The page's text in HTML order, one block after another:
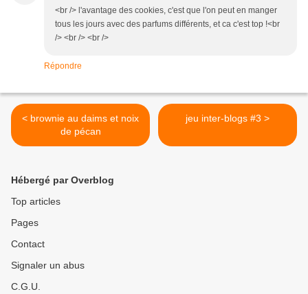
<br /> l'avantage des cookies, c'est que l'on peut en manger
tous les jours avec des parfums différents, et ca c'est top !<br
/> <br /> <br />
Répondre
< brownie au daims et noix
de pécan
jeu inter-blogs #3 >
Hébergé par Overblog
Top articles
Pages
Contact
Signaler un abus
C.G.U.